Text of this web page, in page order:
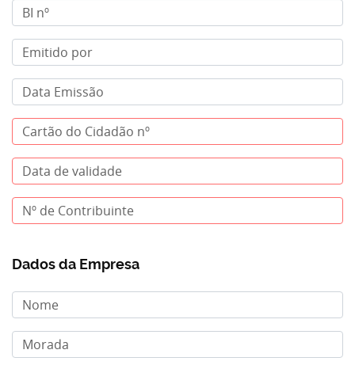
Dados da Empresa